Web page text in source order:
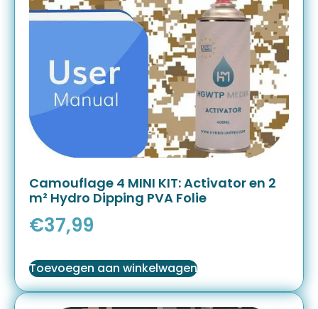
Camouflage 4 MINI KIT: Activator en 2
m² Hydro Dipping PVA Folie
€37,99
Toevoegen aan winkelwagen